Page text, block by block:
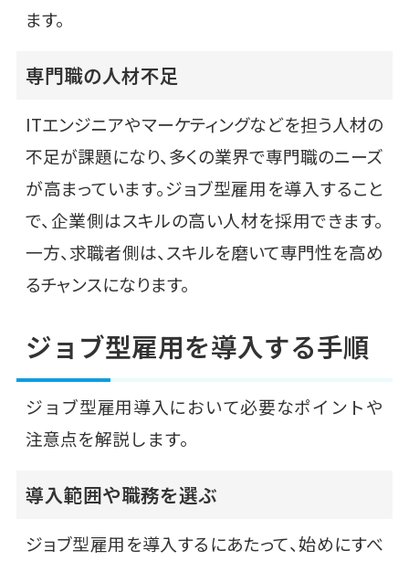
ます。
専門職の人材不足
ITエンジニアやマーケティングなどを担う人材の
不足が課題になり、多くの業界で専門職のニーズ
が高まっています。ジョブ型雇用を導入すること
で、企業側はスキルの高い人材を採用できます。
一方、求職者側は、スキルを磨いて専門性を高め
るチャンスになります。
ジョブ型雇用を導入する手順
ジョブ型雇用導入において必要なポイントや
注意点を解説します。
導入範囲や職務を選ぶ
ジョブ型雇用を導入するにあたって、始めにすべ